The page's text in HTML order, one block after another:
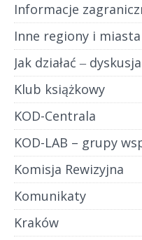
Informacje
Inne regiony i miasta
Jak działać ‒
Klub książkowy
KOD-Centrala
KOD-LAB – grupy
Komisja Rewizyjna
Komunikaty
Kraków